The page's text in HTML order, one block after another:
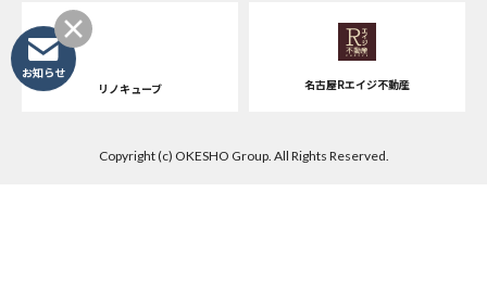
リノキューブ 名古屋Rエイジ不動産
Copyright (c) OKESHO Group. All Rights Reserved.
お知らせ